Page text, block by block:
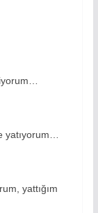
yatıyorum…
yattığım